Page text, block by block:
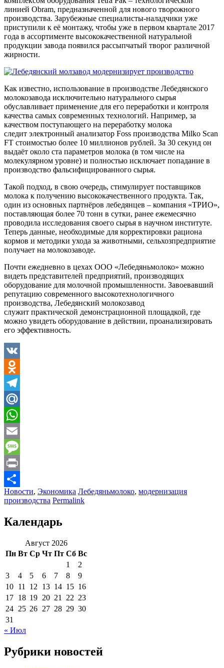
линией Obram, предназначенной для нового творожного
производства. Зарубежные специалисты-наладчики уже
приступили к её монтажу, чтобы уже в первом квартале 2017
года в ассортименте высококачественной натуральной
продукции завода появился рассыпчатый творог различной
жирности.
Как известно, использование в производстве Лебедянского
молокозавода исключительно натурального сырья
обуславливает применение для его переработки и контроля
качества самых современных технологий. Например, за
качеством поступающего на переработку молока
следит электронный анализатор Foss производства Milko Scan
FT стоимостью более 10 миллионов рублей. За 30 секунд он
выдаёт около ста параметров молока (в том числе на
молекулярном уровне) и полностью исключает попадание в
производство фальсифицированного сырья.
Такой подход, в свою очередь, стимулирует поставщиков
молока к получению высококачественного продукта. Так,
один из основных партнёров лебедянцев – компания «ТРИО»,
поставляющая более 70 тонн в сутки, ранее ежемесячно
проводила исследования своего сырья в научном институте.
Теперь данные, необходимые для корректировки рациона
кормов и методики ухода за животными, сельхозпредприятие
получает на молокозаводе.
Почти ежедневно в цехах ООО «Лебедяньмолоко» можно
видеть представителей предприятий, производящих
оборудование для молочной промышленности. Завоевавший
репутацию современного высокотехнологичного
производства, Лебедянский молокозавод
служит практической демонстрационной площадкой, где
можно увидеть оборудование в действии, проанализировать
его эффективность.
VK
Odnoklassniki
Telegram
Mail.Ru
WhatsApp
Email
Message
Print
Отправить
Новости, Экономика Лебедяньмолоко, модернизация
производства Permalink
Календарь
Август 2026
Пн Вт Ср Чт Пт Сб Вс
1
2
3
4 5 6 7 8
9
10 11 12 13 14 15 16
17 18 19 20 21 22 23
24 25 26 27 28 29 30
31
« Июл
Рубрики новостей